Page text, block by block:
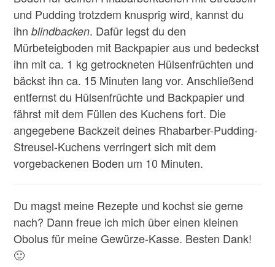
und Pudding trotzdem knusprig wird, kannst du
ihnblindbacken. Dafür legst du den
Mürbeteigboden mit Backpapier aus und bedeckst
ihn mit ca. 1 kg getrockneten Hülsenfrüchten und
bäckst ihn ca. 15 Minuten lang vor. Anschließend
entfernst du Hülsenfrüchte und Backpapier und
fährst mit dem Füllen des Kuchens fort. Die
angegebene Backzeit deines Rhabarber-Pudding-
Streusel-Kuchens verringert sich mit dem
vorgebackenen Boden um 10 Minuten.
Du magst meine Rezepte und kochst sie gerne
nach? Dann freue ich mich über einen kleinen
Obolus für meine Gewürze-Kasse. Besten Dank!
🙂